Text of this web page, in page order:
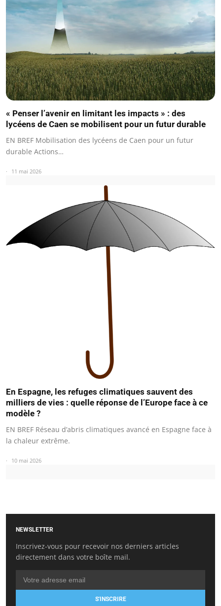
« Penser l’avenir en limitant les impacts » : des
lycéens de Caen se mobilisent pour un futur durable
EN BREF Mobilisation des lycéens de Caen pour un futur
durable Actions…
11 mai 2026
En Espagne, les refuges climatiques sauvent des
milliers de vies : quelle réponse de l’Europe face à ce
modèle ?
EN BREF Réseau d’abris climatiques avancé en Espagne face à
la chaleur extrême.
10 mai 2026
NEWSLETTER
Inscrivez-vous pour recevoir nos derniers articles
directement dans votre boîte mail.
S'INSCRIRE